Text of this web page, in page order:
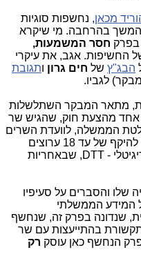
מכאן, נחשפות סוגיות
בהרחבה. מי שיקרא
בפרק חסר המשמעות,
החשיפות. אגב, את עיקרי
הבג"ץ של חים גרון ותגובת
לגביו.
מתאר המבקר השתלשלות
אחד מהצעת חוק, שהגיש שר
הממשלה, לוועדת השרים
לחקיקה, להרחיב את שידורי "עידן +" להיקף של עד 18 ערוצים
חופשיים, במסגרת מערך השידור הדיגיטלי - DTT, שבאחריות
שלו והסברים על סעיפיו
המידע הממשלתי
שנדונה בפרק זה, שנחשף
בהתייעצות עם שר
הנחשף כאן עוסק רק